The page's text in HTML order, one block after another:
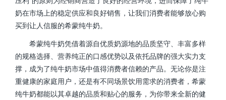
奶在市场上的稳定供应和良好销售，让我们消费者能够放心购
买到让人信服的希蒙纯牛奶。
希蒙纯牛奶凭借着源自优质奶源地的品质坚守、丰富多样
的规格选择、营养纯正的口感优势以及依托品牌的强大实力支
撑，成为了纯牛奶市场中值得消费者信赖的产品。无论你是注
重健康的家庭用户，还是有不同场景饮用需求的消费者，希蒙
纯牛奶都能以其卓越的品质和贴心的服务，为你带来全新的健